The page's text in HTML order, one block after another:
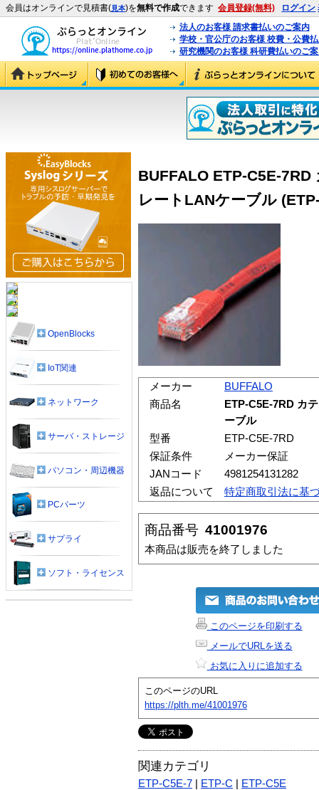
会員はオンラインで見積書(見本)を無料で作成できます 会員登録(無料) ログイン
法人のお客様 請求書払いのご案内
学校・官公庁のお客様 校費・公費
研究機関のお客様 科研費払いのご
BUFFALO ETP-C5E-
レートLANケーブル
メーカー
BUFFALO
商品名
ETP-C5E-7RD カ
ーブル
型番
ETP-C5E-7RD
保証条件
メーカー保証
JANコード
4981254131282
返品について
特定商取引法に基
商品番号 41001976
本商品は販売を終了しました
このページを印刷する
メールでURLを送る
お気に入りに追加する
このページのURL
https://plth.me/41001976
関連カテゴリ
ETP-C5E-7 ETP-C ETP-C5E
OpenBlocks
IoT関連
ネットワーク
サーバ・ストレージ
パソコン・周辺機器
PCパーツ
サプライ
ソフト・ライセンス